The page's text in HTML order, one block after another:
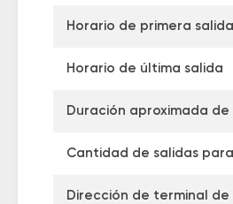
Horario de primera salida
Horario de última salida
Duración aproximada de
Cantidad de salidas
Dirección de terminal de